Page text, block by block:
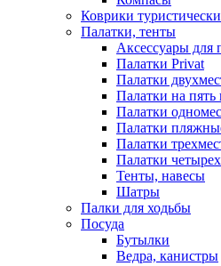
Коврики
Палатки, тенты
Аксессуары для
Палатки Privat
Палатки
Палатки на пять
Палатки
Палатки
Палатки
Палатки
Тенты, навесы
Шатры
Палки для ходьбы
Посуда
Бутылки
Ведра, канистры